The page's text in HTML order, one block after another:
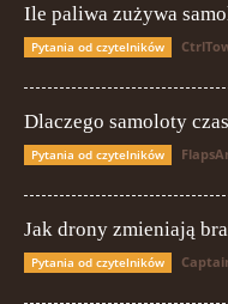
Ile paliwa zużywa
Pytania od czytelników
Dlaczego samoloty
Pytania od czytelników
Jak drony zmieniają
Pytania od czytelników